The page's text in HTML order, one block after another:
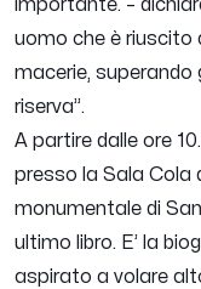
importante. –
uomo che è riuscito
macerie, superando
riserva”.
A partire dalle ore
presso la Sala Cola
monumentale di
ultimo libro. E’ la
aspirato a volare